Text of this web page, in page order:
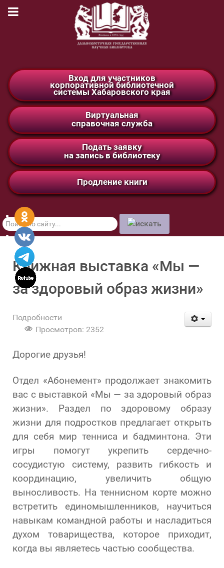
Вход для участников
корпоративной библиотечной
системы Хабаровского края
Виртуальная
справочная служба
Подать заявку
на запись в библиотеку
Продление книги
Поиск
по
сайту
Книжная выставка «Мы —
за здоровый образ жизни»
Подробности
Просмотров: 2352
Дорогие друзья!
Отдел «Абонемент» продолжает знакомить
вас с выставкой «Мы — за здоровый образ
жизни». Раздел по здоровому образу
жизни для подростков предлагает открыть
для себя мир тенниса и бадминтона. Эти
игры помогут укрепить сердечно-
сосудистую систему, развить гибкость и
координацию, увеличить общую
выносливость. На теннисном корте можно
встретить единомышленников, научиться
навыкам командной работы и насладиться
духом товарищества, которое приходит,
когда вы являетесь частью сообщества.